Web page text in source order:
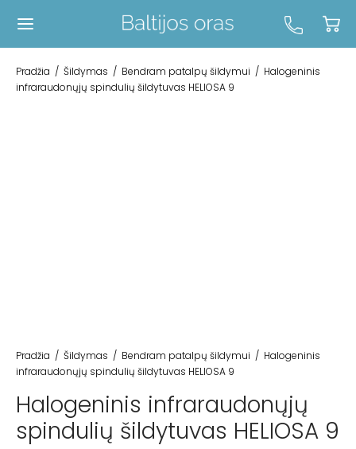
Pradžia / Šildymas / Bendram patalpų šildymui / Halogeninis
infraraudonųjų spindulių šildytuvas HELIOSA 9
Pradžia / Šildymas / Bendram patalpų šildymui / Halogeninis
infraraudonųjų spindulių šildytuvas HELIOSA 9
Halogeninis infraraudonųjų
spindulių šildytuvas HELIOSA 9